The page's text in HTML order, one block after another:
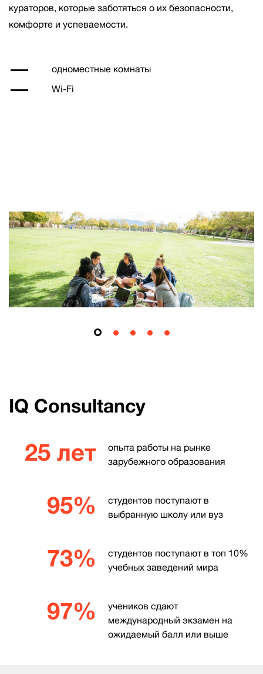
кураторов, которые заботяться о их безопасности,
комфорте и успеваемости.
одноместные комнаты
Wi-Fi
IQ Consultancy
25 лет
опыта работы на рынке
зарубежного образования
95%
студентов поступают в
выбранную школу или вуз
73%
студентов поступают в топ 10%
учебных заведений мира
97%
учеников сдают
международный экзамен на
ожидаемый балл или выше